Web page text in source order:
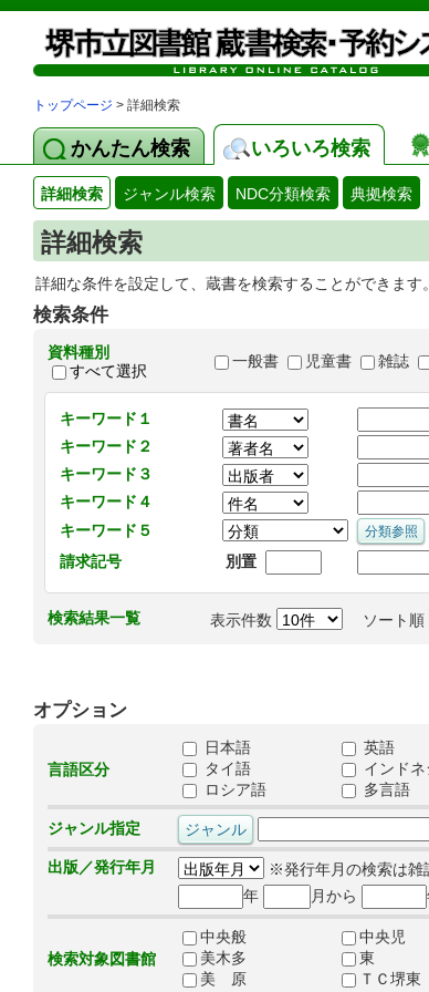
トップページ > 詳細検索
かんたん検索 いろいろ検索
詳細検索 ジャンル検索 NDC分類検索 典拠検索
詳細検索
詳細な条件を設定して、蔵書を検索することができます。
検索条件
資料種別
すべて選択
一般書 児童書 雑誌
キーワード１
キーワード２
キーワード３
キーワード４
キーワード５
請求記号
別置
検索結果一覧 表示件数 ソート順
オプション
言語区分
日本語 英語
タイ語
インドネ
ロシア語
多言語
ジャンル指定
出版／発行年月
※発行年月の検索は雑
年
月から
検索対象図書館
中央般 中央児
美木多
東
美 原
ＴＣ堺東